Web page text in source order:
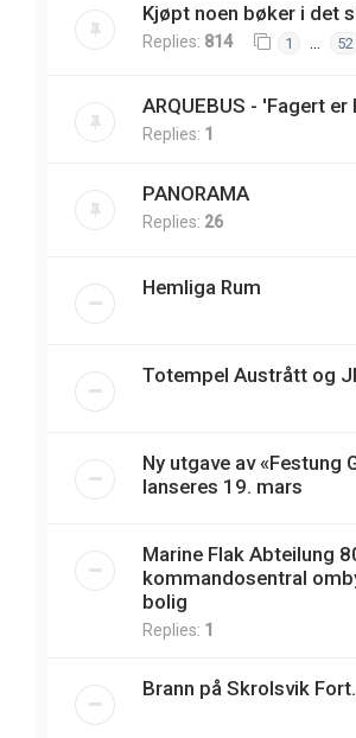
Kjøpt noen bøker i det
Replies: 814 1 … 52
ARQUEBUS - 'Fagert er
Replies: 1
PANORAMA
Replies: 26
Hemliga Rum
Totempel Austrått og
Ny utgave av «Festung
lanseres 19. mars
Marine Flak Abteilung
kommandosentral
bolig
Replies: 1
Brann på Skrolsvik Fort.